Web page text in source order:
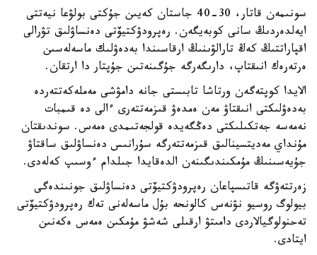
سونىمەن قاتار، 30-40 جاستان كەيىن جۇكتى بولۋعا نيەتتى
ايەلدەردىڭ سانى كوبەيگەن. رەپرودۋكتيۆتى دەنساۋلىق تۋرالى
اقپاراتتىڭ كەڭ تارالۋىنىڭ ارقاسىندا بەدەۋلىك ماسەلەسىن
ەرتەرەك انىقتاپ، دارىگەرگە جۇگىنەتىن جۇپتار دا ارتقان.
الايدا كوپتەگەن ورتاشا تابىستى جانە دامۋشى مەملەكەتتەردە
بەدەۋلىكتى انىقتاۋ مەن ەمدەۋ قىزمەتتەرى ءالى دە قىمبات
نەمەسە جەتكىلىكتى دەڭگەيدە قولجەتىمدى ەمەس. سوندىقتان
مۇنداي مەديتسينالىق قىزمەتتەرگە سۇرانىس دەنساۋلىق ساقتاۋ
جۇيەسىنىڭ مۇمكىندىگىنەن الدەقايدا جىلدام ءوسىپ كەلەدى.
زەرتتەۋگە قاتىسپاعان رەپرودۋكتيۆتى دەنساۋلىق جونىندەگى
بيولوگ روسيو نۋنەس كالونحە بۇل ماسەلەنى تەك رەپرودۋكتيۆتى
تەحنولوگيالاردى دامىتۋ ارقىلى شەشۋ مۇمكىن ەمەس ەكەنىن
ايتادى.